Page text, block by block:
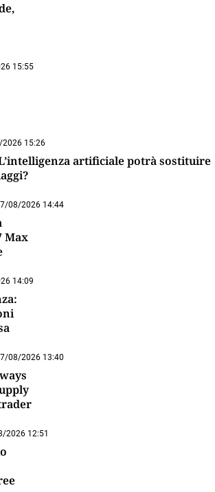
15:55
15:26
artificiale potrà sostituire
08/2026 14:44
Max
14:09
08/2026 13:40
2026 12:51